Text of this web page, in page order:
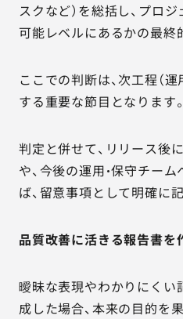
スクなど）を総括し、プロ
可能レベルにあるかの最終
ここでの判断は、次工程（
する重要な節目となります。
判定と併せて、リリース後
や、今後の運用・保守チー
ば、留意事項として明確に
品質改善に活きる報告書を
曖昧な表現やわかりにくい
成した場合、本来の目的を